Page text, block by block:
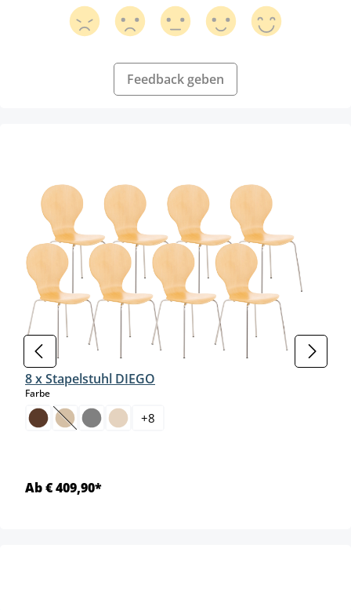
Feedback geben
8 x Stapelstuhl DIEGO
Farbeauswählen
(Diese Option ist zurzeit nicht verfügbar.)
+8
Ab € 409,90*